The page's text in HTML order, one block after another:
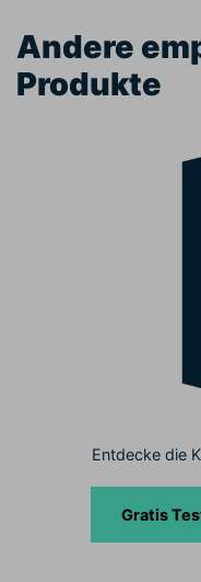
Andere
Produkte
Entdecke die
Gratis